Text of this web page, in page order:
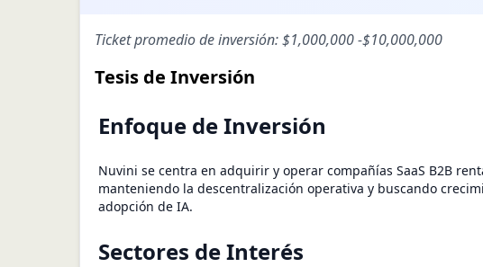
Ticket promedio de inversión:$1,000,000-$10,000,000
Tesis de Inversión
Enfoque de Inversión
Nuvini se centra en adquirir y operar compañías SaaS B2B
manteniendo la descentralización operativa y buscando
adopción de IA.
Sectores de Interés